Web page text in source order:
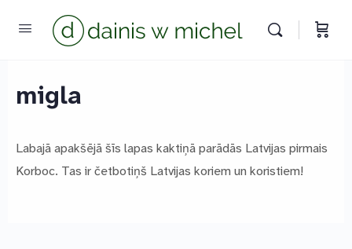
migla
Labajā apakšējā šīs lapas kaktiņā parādās Latvijas pirmais
Korboc. Tas ir četbotiņš Latvijas koriem un koristiem!
Chat with us